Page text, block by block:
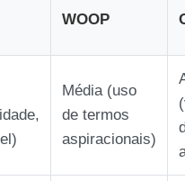
WOOP
Média (uso
de termos
aspiracionais)